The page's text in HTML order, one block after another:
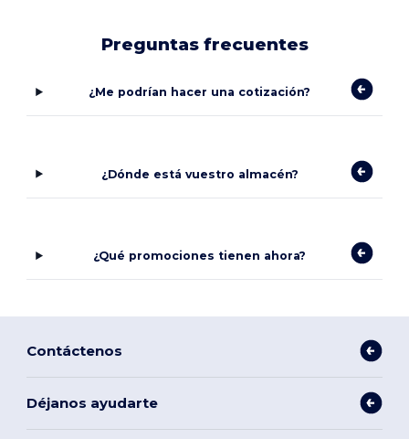
Preguntas frecuentes
¿Me podrían hacer una cotización?
¿Dónde está vuestro almacén?
¿Qué promociones tienen ahora?
Contáctenos
Déjanos ayudarte